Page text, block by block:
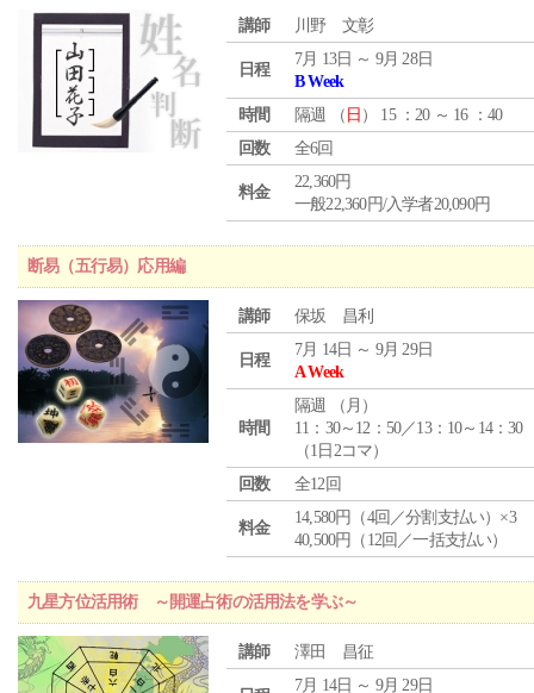
講師 川野 文彰
日程
7月 13日 ～ 9月 28日
B Week
時間
隔週 （ 日 ） 15 ：20 ～ 16 ：40
回数
全6回
料金
22,360円
一般22,360円/入学者20,090円
断易（五行易）応用編
講師 保坂 昌利
日程
7月 14日 ～ 9月 29日
A Week
時間
隔週 （ 月 ）
11：30～12：50／13：10～14：30
（1日2コマ）
回数
全12回
料金
14,580円（4回／分割支払い）×3
40,500円（12回／一括支払い）
九星方位活用術 ～開運占術の活用法を学ぶ～
講師 澤田 昌征
7月 14日 ～ 9月 29日